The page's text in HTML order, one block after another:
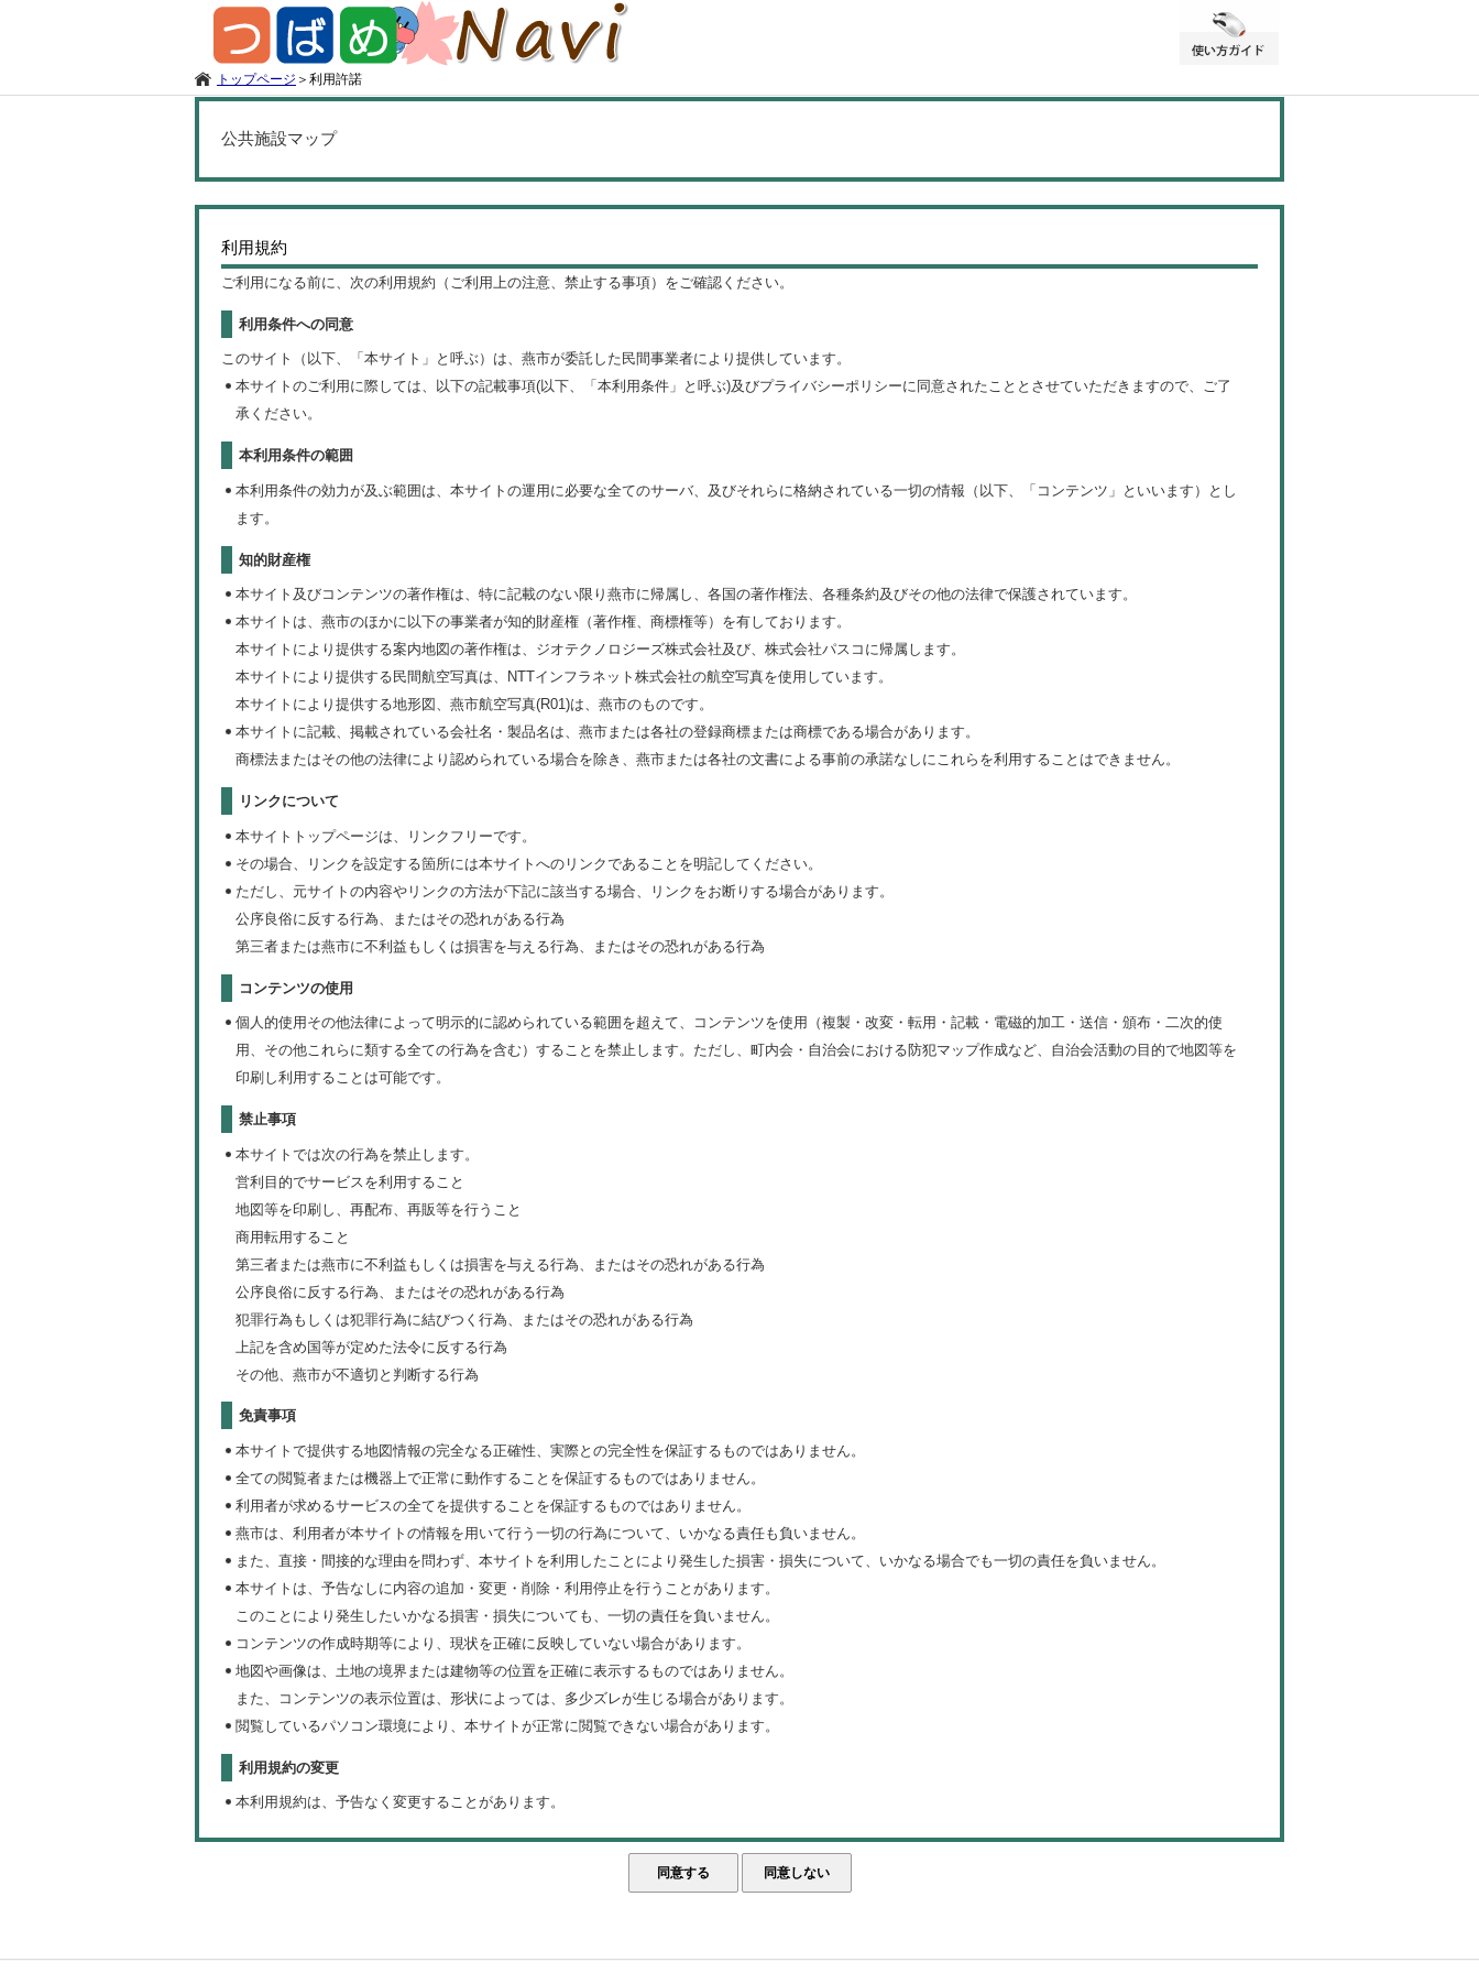
トップページ ＞ 利用許諾
公共施設マップ
利用規約
ご利用になる前に、次の利用規約（ご利用上の注意、禁止する事項）をご確認ください。
利用条件への同意
このサイト（以下、「本サイト」と呼ぶ）は、燕市が委託した民間事業者により提供しています。
本サイトのご利用に際しては、以下の記載事項(以下、「本利用条件」と呼ぶ)及びプライバシーポリシーに同意されたこととさせていただきますので、ご了
承ください。
本利用条件の範囲
本利用条件の効力が及ぶ範囲は、本サイトの運用に必要な全てのサーバ、及びそれらに格納されている一切の情報（以下、「コンテンツ」といいます）とし
ます。
知的財産権
本サイト及びコンテンツの著作権は、特に記載のない限り燕市に帰属し、各国の著作権法、各種条約及びその他の法律で保護されています。
本サイトは、燕市のほかに以下の事業者が知的財産権（著作権、商標権等）を有しております。
本サイトにより提供する案内地図の著作権は、ジオテクノロジーズ株式会社及び、株式会社パスコに帰属します。
本サイトにより提供する民間航空写真は、NTTインフラネット株式会社の航空写真を使用しています。
本サイトにより提供する地形図、燕市航空写真(R01)は、燕市のものです。
本サイトに記載、掲載されている会社名・製品名は、燕市または各社の登録商標または商標である場合があります。
商標法またはその他の法律により認められている場合を除き、燕市または各社の文書による事前の承諾なしにこれらを利用することはできません。
リンクについて
本サイトトップページは、リンクフリーです。
その場合、リンクを設定する箇所には本サイトへのリンクであることを明記してください。
ただし、元サイトの内容やリンクの方法が下記に該当する場合、リンクをお断りする場合があります。
公序良俗に反する行為、またはその恐れがある行為
第三者または燕市に不利益もしくは損害を与える行為、またはその恐れがある行為
コンテンツの使用
個人的使用その他法律によって明示的に認められている範囲を超えて、コンテンツを使用（複製・改変・転用・記載・電磁的加工・送信・頒布・二次的使
用、その他これらに類する全ての行為を含む）することを禁止します。ただし、町内会・自治会における防犯マップ作成など、自治会活動の目的で地図等を
印刷し利用することは可能です。
禁止事項
本サイトでは次の行為を禁止します。
営利目的でサービスを利用すること
地図等を印刷し、再配布、再販等を行うこと
商用転用すること
第三者または燕市に不利益もしくは損害を与える行為、またはその恐れがある行為
公序良俗に反する行為、またはその恐れがある行為
犯罪行為もしくは犯罪行為に結びつく行為、またはその恐れがある行為
上記を含め国等が定めた法令に反する行為
その他、燕市が不適切と判断する行為
免責事項
本サイトで提供する地図情報の完全なる正確性、実際との完全性を保証するものではありません。
全ての閲覧者または機器上で正常に動作することを保証するものではありません。
利用者が求めるサービスの全てを提供することを保証するものではありません。
燕市は、利用者が本サイトの情報を用いて行う一切の行為について、いかなる責任も負いません。
また、直接・間接的な理由を問わず、本サイトを利用したことにより発生した損害・損失について、いかなる場合でも一切の責任を負いません。
本サイトは、予告なしに内容の追加・変更・削除・利用停止を行うことがあります。
このことにより発生したいかなる損害・損失についても、一切の責任を負いません。
コンテンツの作成時期等により、現状を正確に反映していない場合があります。
地図や画像は、土地の境界または建物等の位置を正確に表示するものではありません。
また、コンテンツの表示位置は、形状によっては、多少ズレが生じる場合があります。
閲覧しているパソコン環境により、本サイトが正常に閲覧できない場合があります。
利用規約の変更
本利用規約は、予告なく変更することがあります。